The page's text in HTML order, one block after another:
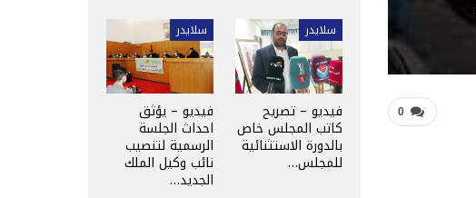
0
سلايدر
فيديو – تصريح
كاتب المجلس خاص
بالدورة الاستثنائية
للمجلس…
سلايدر
فيديو – يؤثق
احداث الجلسة
الرسمية لتنصيب
نائب وكيل الملك
الجديد…